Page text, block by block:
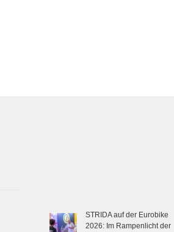
STRIDA auf der Eurobike
2026: Im Rampenlicht der